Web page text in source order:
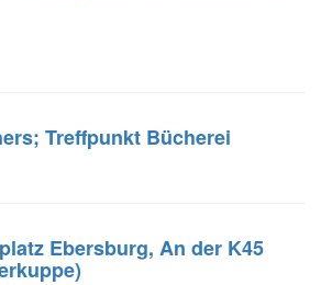
Treffpunkt Bücherei
Ebersburg, An der K45